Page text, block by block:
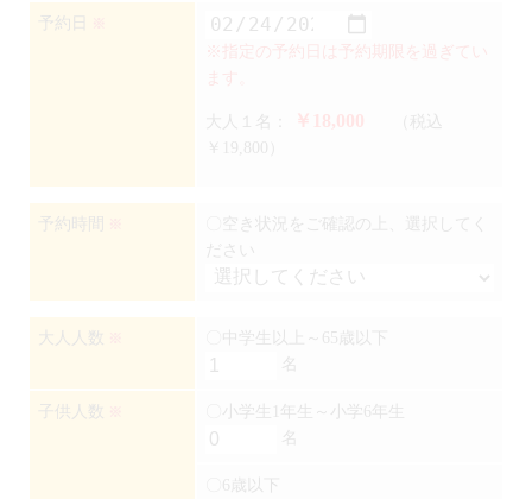
予約日
※指定の予約日は予約期限を過ぎてい
大人１名： ￥18,000
（税込
￥19,800）
予約時間
〇空き状況をご確認の上、選択してく
ださい
大人人数
〇中学生以上～65歳以下
名
子供人数
〇小学生1年生～小学6年生
名
〇6歳以下